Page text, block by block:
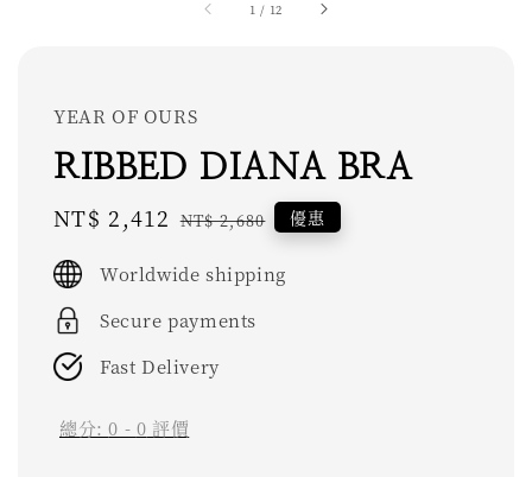
1 / 12
YEAR OF OURS
RIBBED DIANA BRA
Sale
NT$ 2,412 Regular
NT$ 2,680 優惠
Worldwide shipping
Secure payments
Fast Delivery
總分:0 - 0 評價